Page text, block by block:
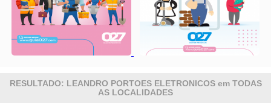
RESULTADO: LEANDRO PORTOES ELETRONICOS em TODAS
AS LOCALIDADES